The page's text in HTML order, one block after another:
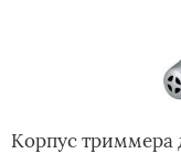
Корпус триммера